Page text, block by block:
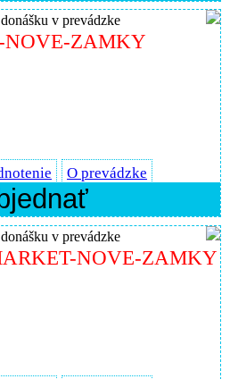
v prevádzke
NOVE-ZAMKY
O prevádzke
v prevádzke
NOVE-ZAMKY